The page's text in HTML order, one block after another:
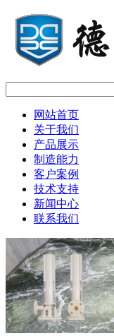
网站首页
关于我们
产品展示
制造能力
客户案例
技术支持
新闻中心
联系我们